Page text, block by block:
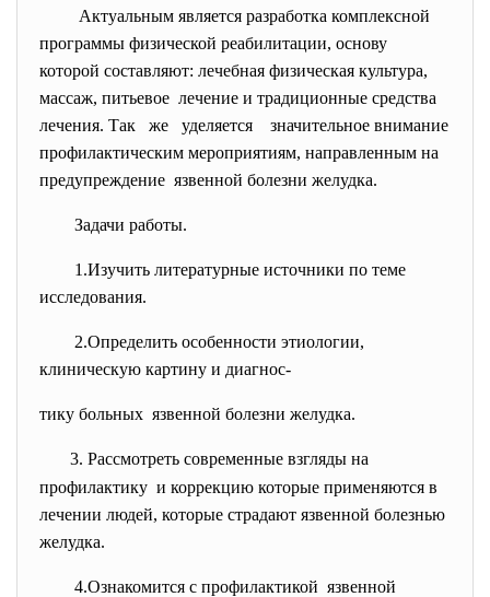
Актуальным является разработка комплексной
программы физической реабилитации, основу
которой составляют: лечебная физическая культура,
массаж, питьевое лечение и традиционные средства
лечения. Так же уделяется значительное внимание
профилактическим мероприятиям, направленным на
предупреждение язвенной болезни желудка.
Задачи работы.
1.Изучить литературные источники по теме
исследования.
2.Определить особенности этиологии,
клиническую картину и диагнос-
тику больных язвенной болезни желудка.
3. Рассмотреть современные взгляды на
профилактику и коррекцию которые применяются в
лечении людей, которые страдают язвенной болезнью
желудка.
4.Ознакомится с профилактикой язвенной